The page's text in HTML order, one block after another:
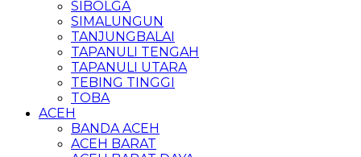
SIBOLGA
SIMALUNGUN
TANJUNGBALAI
TAPANULI TENGAH
TAPANULI UTARA
TEBING TINGGI
TOBA
ACEH
BANDA ACEH
ACEH BARAT